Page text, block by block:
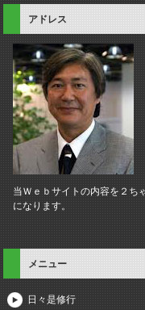
アドレス
当Ｗｅｂサイトの内容を２ち
になります。
メニュー
日々是修行